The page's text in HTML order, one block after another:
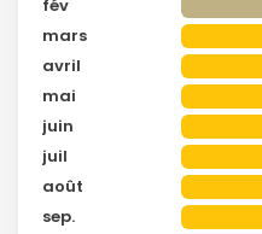
fév
mars
avril
mai
juin
juil
août
sep.